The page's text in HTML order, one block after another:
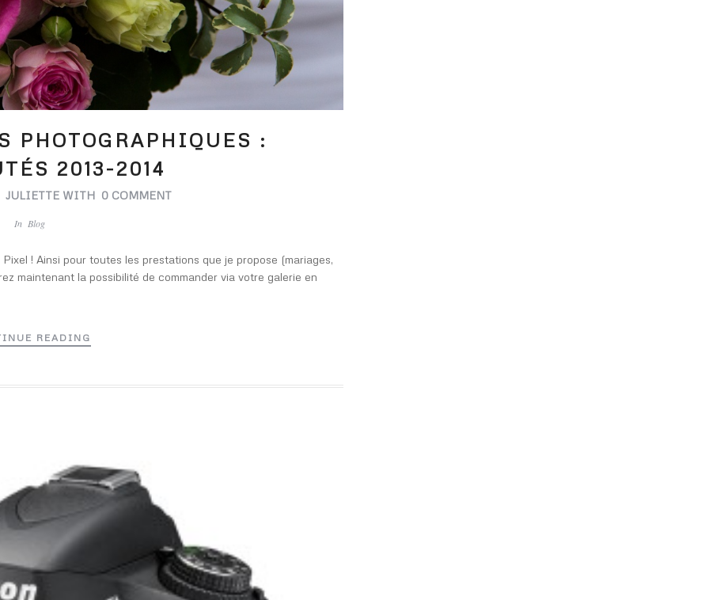
PHOTOGRAPHIQUES :
2013-2014
JULIETTE WITH 0 COMMENT
In Blog
! Ainsi pour toutes les prestations que je propose (mariages,
maintenant la possibilité de commander via votre galerie en
READING